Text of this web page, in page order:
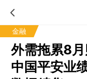
金融
外需拖累8
中国平安业